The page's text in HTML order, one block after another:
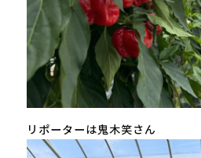
リポーターは鬼木笑さん